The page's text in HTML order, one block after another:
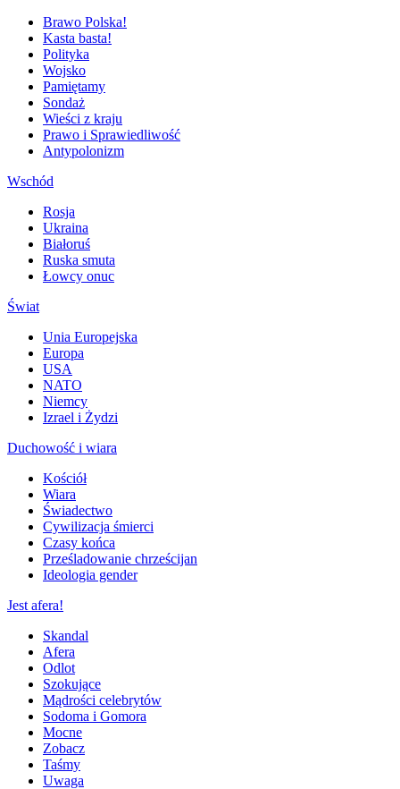
Brawo Polska!
Kasta basta!
Polityka
Wojsko
Pamiętamy
Sondaż
Wieści z kraju
Prawo i Sprawiedliwość
Antypolonizm
Wschód
Rosja
Ukraina
Białoruś
Ruska smuta
Łowcy onuc
Świat
Unia Europejska
Europa
USA
NATO
Niemcy
Izrael i Żydzi
Duchowość i wiara
Kościół
Wiara
Świadectwo
Cywilizacja śmierci
Czasy końca
Prześladowanie chrześcijan
Ideologia gender
Jest afera!
Skandal
Afera
Odlot
Szokujące
Mądrości celebrytów
Sodoma i Gomora
Mocne
Zobacz
Taśmy
Uwaga